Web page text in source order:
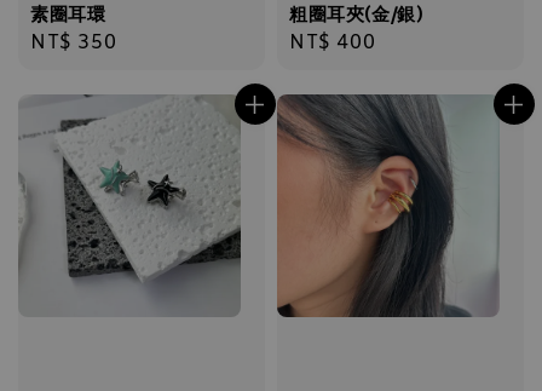
素圈耳環
Regular
NT$ 350
粗圈耳夾(金/銀)
Regular
NT$ 400